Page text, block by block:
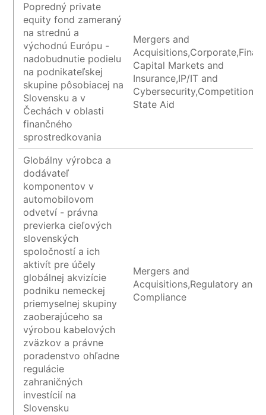
Popredný private
equity fond zameraný
na strednú a
východnú Európu -
nadobudnutie podielu
na podnikateľskej
skupine pôsobiacej na
Slovensku a v
Čechách v oblasti
finančného
sprostredkovania
Mergers and
Capital Markets and
Insurance,IP/IT and
Cybersecurity,Competition
State Aid
Globálny výrobca a
dodávateľ
komponentov v
automobilovom
odvetví - právna
previerka cieľových
slovenských
spoločností a ich
aktivít pre účely
globálnej akvizície
podniku nemeckej
priemyselnej skupiny
zaoberajúceho sa
výrobou kabelových
zväzkov a právne
poradenstvo ohľadne
regulácie
zahraničných
investícií na
Slovensku
Mergers and
Acquisitions,Regulatory and
Compliance